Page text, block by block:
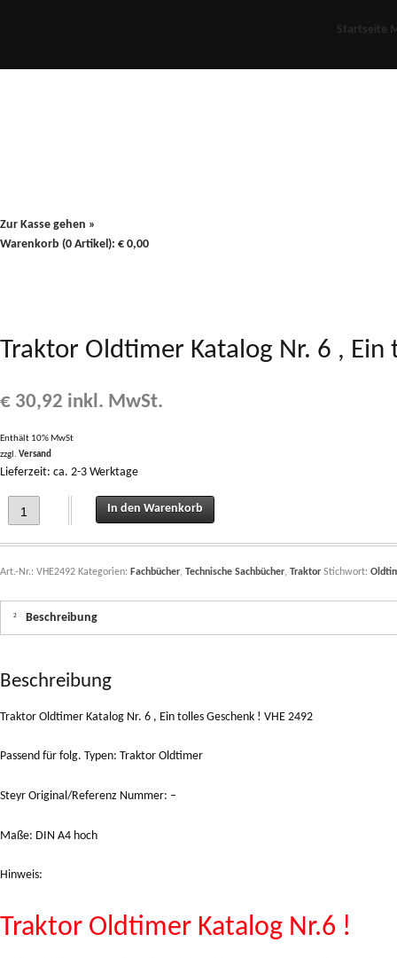
Startseite
Zur Kasse gehen »
Warenkorb (0 Artikel): € 0,00
Traktor Oldtimer Katalog Nr. 6 , Ein
€ 30,92 inkl. MwSt.
Enthält 10% MwSt
zzgl. Versand
Lieferzeit: ca. 2-3 Werktage
Traktor Oldtimer Katalog Nr. 6 , Ein tolles Geschenk ! VHE 2492 quantity
In den Warenkorb
Art.-Nr.: VHE2492 Kategorien: Fachbücher, Technische Sachbücher, Traktor Stichwort:
Beschreibung
Beschreibung
Traktor Oldtimer Katalog Nr. 6 , Ein tolles Geschenk ! VHE 2492
Passend für folg. Typen: Traktor Oldtimer
Steyr Original/Referenz Nummer: –
Maße: DIN A4 hoch
Hinweis:
Traktor Oldtimer Katalog Nr.6 !